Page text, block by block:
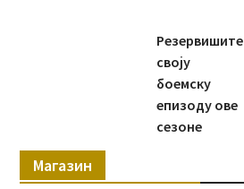
Резервишите
своју
боемску
епизоду ове
сезоне
Магазин